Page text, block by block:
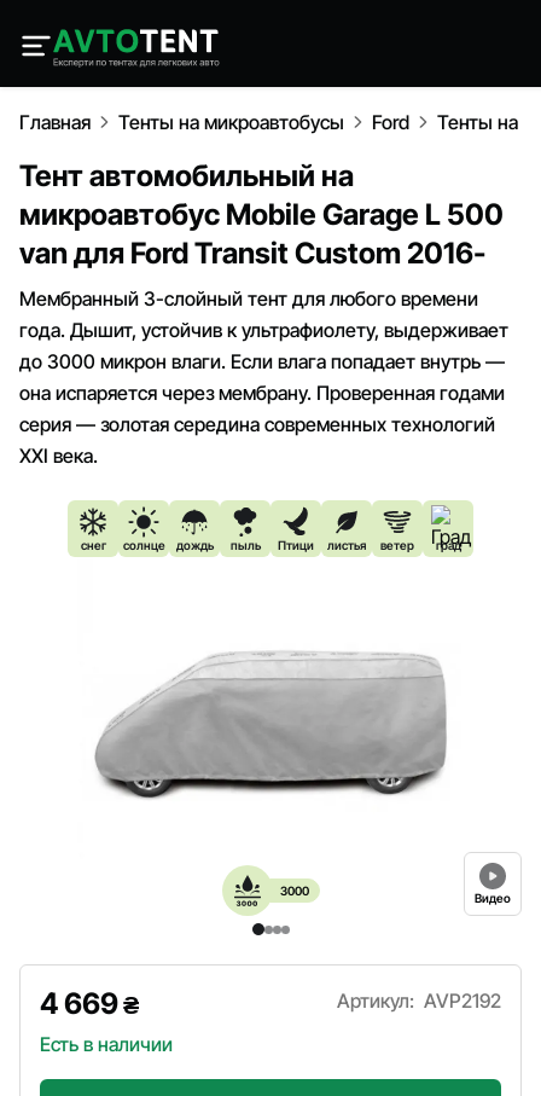
Главная Тенты на микроавтобусы Ford Тенты на
Тент автомобильный на
микроавтобус Mobile Garage L 500
van для Ford Transit Custom 2016-
Мембранный 3-слойный тент для любого времени
года. Дышит, устойчив к ультрафиолету, выдерживает
до 3000 микрон влаги. Если влага попадает внутрь —
она испаряется через мембрану. Проверенная годами
серия — золотая середина современных технологий
XXI века.
снег солнце дождь пыль Птици листья ветер град
3000 Видео
4 669₴
Есть в наличии
Артикул: AVP2192